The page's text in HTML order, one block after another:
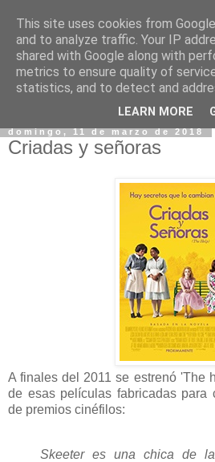
domingo, 11 de marzo de 2018
Criadas y señoras
A finales del 2011 se estrenó 'The
de esas películas fabricadas para
de premios cinéfilos:
Skeeter es una chica de
This site uses cookies from
and to analyze traffic. Your IP
shared with Google along with
metrics to ensure quality of
statistics, and to detect and
LEARN MORE